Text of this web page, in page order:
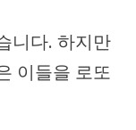
니다. 하지만
이들을 로또